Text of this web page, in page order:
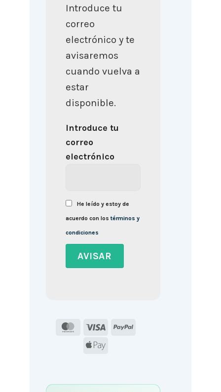
Introduce tu
correo
electrónico y te
avisaremos
cuando vuelva a
estar
disponible.
Introduce tu
correo
electrónico
He leído y estoy de
acuerdo con lostérminos y
condiciones
MasterCard
Visa
PayPal
Apple